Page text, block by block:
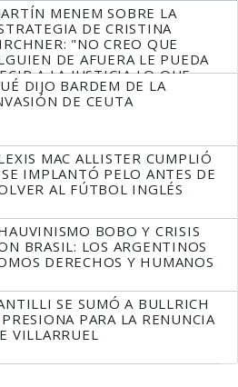
MENEM SOBRE LA
DE CRISTINA
"NO CREO QUE
DE AFUERA LE PUEDA
A LA JUSTICIA LO QUE
QUE HACER"
DIJO BARDEM DE LA
DE CEUTA
MAC ALLISTER CUMPLIÓ
IMPLANTÓ PELO ANTES DE
AL FÚTBOL INGLÉS
BOBO Y CRISIS
BRASIL: LOS ARGENTINOS
DERECHOS Y HUMANOS
SE SUMÓ A BULLRICH
PARA LA RENUNCIA
VILLARRUEL